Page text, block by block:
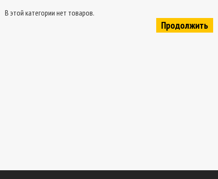
В этой категории нет товаров.
Продолжить